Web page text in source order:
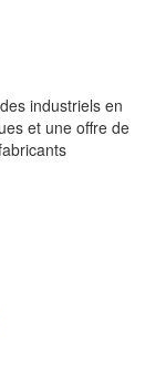
industriels en
et une offre de